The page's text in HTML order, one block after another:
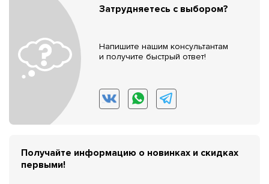
Затрудняетесь с выбором?
Напишите нашим консультантам
и получите быстрый ответ!
Получайте информацию о новинках и скидках
первыми!